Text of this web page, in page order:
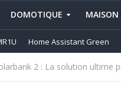
DOMOTIQUE MAISON
Home Assistant Green
2 : La solution ultime